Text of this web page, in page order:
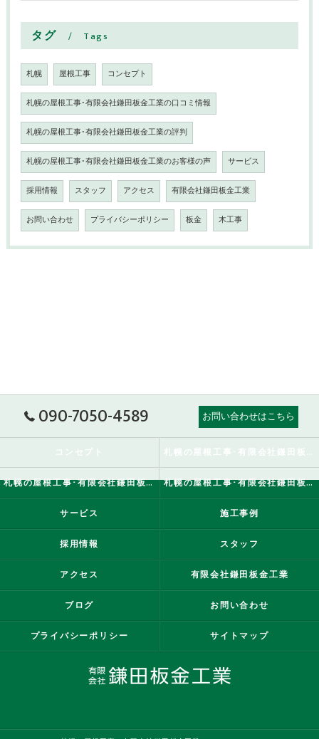
タグ Tags
札幌 屋根工事 コンセプト
札幌の屋根工事･有限会社鎌田板金工業の口コミ情報
札幌の屋根工事･有限会社鎌田板金工業の評判
札幌の屋根工事･有限会社鎌田板金工業のお客様の声 サービス
採用情報 スタッフ アクセス 有限会社鎌田板金工業
お問い合わせ プライバシーポリシー 板金 木工事
090-7050-4589 お問い合わせはこちら
コンセプト
札幌の屋根工事･有限会社鎌田板金工業の評判 札幌の屋根工事･有限会社鎌田板金工業のお客様の声
サービス 施工事例
採用情報 スタッフ
アクセス 有限会社鎌田板金工業
ブログ お問い合わせ
プライバシーポリシー サイトマップ